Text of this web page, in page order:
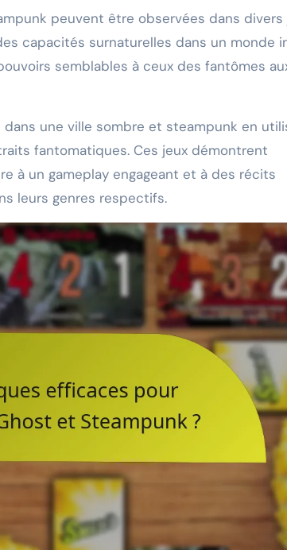
peuvent être observées dans divers
capacités surnaturelles dans un monde
semblables à ceux des fantômes
dans une ville sombre et steampunk en
fantomatiques. Ces jeux démontrent
à un gameplay engageant et à des récits
leurs genres respectifs.